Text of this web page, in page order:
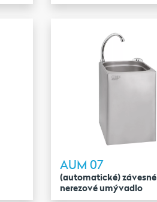
AUM 07
(automatické) závesné
nerezové umývadlo